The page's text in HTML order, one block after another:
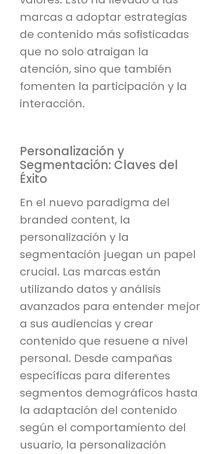
marcas a adoptar estrategias
de contenido más sofisticadas
que no solo atraigan la
atención, sino que también
fomenten la participación y la
interacción.
Personalización y
Segmentación: Claves del
Éxito
En el nuevo paradigma del
branded content, la
personalización y la
segmentación juegan un papel
crucial. Las marcas están
utilizando datos y análisis
avanzados para entender mejor
a sus audiencias y crear
contenido que resuene a nivel
personal. Desde campañas
específicas para diferentes
segmentos demográficos hasta
la adaptación del contenido
según el comportamiento del
usuario, la personalización